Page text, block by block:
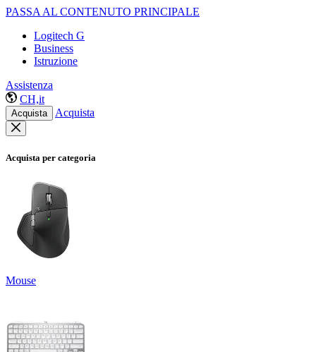
PASSA AL CONTENUTO PRINCIPALE
Logitech G
Business
Istruzione
Assistenza
CH,it
Acquista Acquista
Acquista per categoria
Mouse